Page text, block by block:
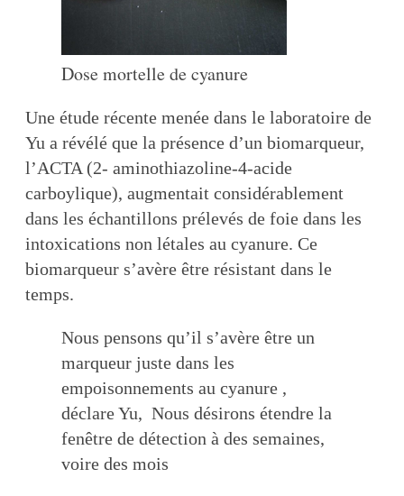
Dose mortelle de cyanure
Une étude récente menée dans le laboratoire de
Yu a révélé que la présence d’un biomarqueur,
l’ACTA (2- aminothiazoline-4-acide
carboylique), augmentait considérablement
dans les échantillons prélevés de foie dans les
intoxications non létales au cyanure. Ce
biomarqueur s’avère être résistant dans le
temps.
Nous pensons qu’il s’avère être un
marqueur juste dans les
empoisonnements au cyanure ,
déclare Yu, Nous désirons étendre la
fenêtre de détection à des semaines,
voire des mois